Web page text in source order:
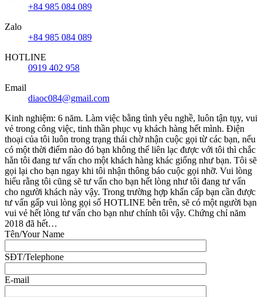
+84 985 084 089
Zalo
+84 985 084 089
HOTLINE
0919 402 958
Email
diaoc084@gmail.com
Kinh nghiệm: 6 năm. Làm việc bằng tình yêu nghề, luôn tận tụy, vui
vẻ trong công việc, tinh thần phục vụ khách hàng hết mình. Điện
thoại của tôi luôn trong trạng thái chờ nhận cuộc gọi từ các bạn, nếu
có một thời điểm nào đó bạn không thể liên lạc được với tôi thì chắc
hẳn tôi đang tư vấn cho một khách hàng khác giống như bạn. Tôi sẽ
gọi lại cho bạn ngay khi tôi nhận thông báo cuộc gọi nhỡ. Vui lòng
hiểu rằng tôi cũng sẽ tư vấn cho bạn hết lòng như tôi đang tư vấn
cho người khách này vậy. Trong trường hợp khẩn cấp bạn cần được
tư vấn gấp vui lòng gọi số HOTLINE bên trên, sẽ có một người bạn
vui vẻ hết lòng tư vấn cho bạn như chính tôi vậy. Chứng chỉ năm
2018 đã hết…
Tên/Your Name
SĐT/Telephone
E-mail